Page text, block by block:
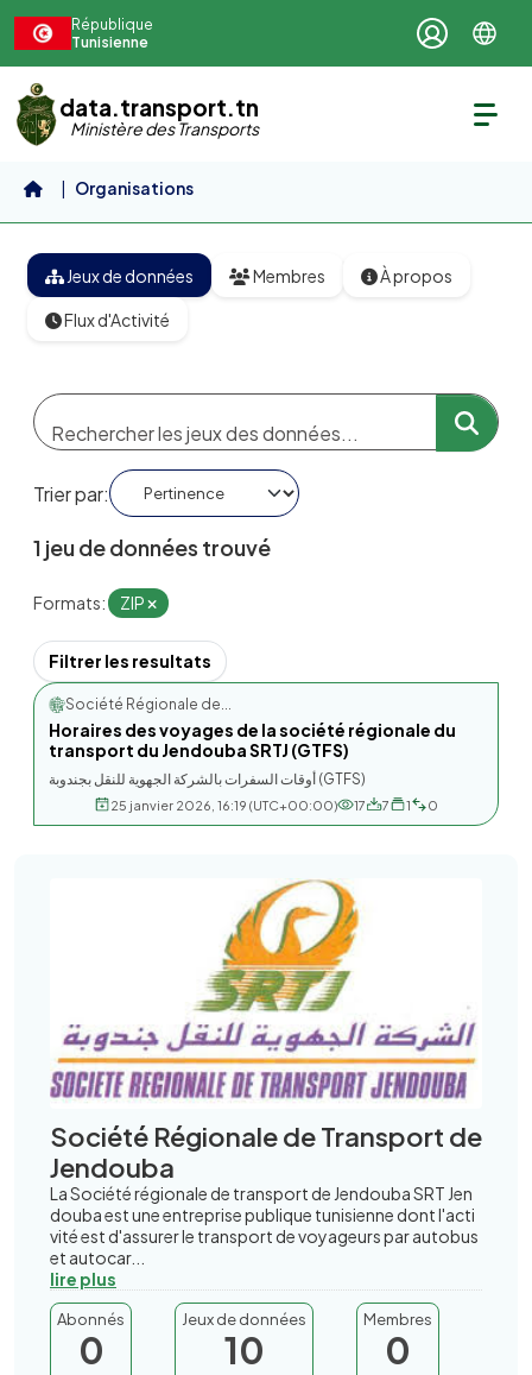
République
Tunisienne
data.transport.tn
Ministère des Transports
Organisations
Jeux de données Membres À propos
Flux d'Activité
Trier par
1 jeu de données trouvé
Formats: ZIP
Filtrer les resultats
Société Régionale de...
Horaires des voyages de la société régionale du
transport du Jendouba SRTJ (GTFS)
أوقات السفرات بالشركة الجهوية للنقل بجندوبة (GTFS)
25 janvier 2026, 16:19 (UTC+00:00) 17 7 1 0
Société Régionale de Transport de
Jendouba
La Société régionale de transport de Jendouba SRT Jen
douba est une entreprise publique tunisienne dont l'acti
vité est d'assurer le transport de voyageurs par autobus
et autocar...
lire plus
Abonnés
0
Jeux de données
10
Membres
0